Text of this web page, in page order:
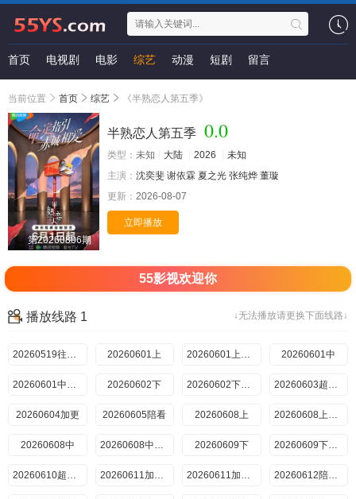
首页 电视剧 电影 综艺 动漫 短剧 留言
当前位置 首页 综艺 《半熟恋人第五季》
第20260806期
半熟恋人第五季 0.0
类型： 未知 大陆 2026
未知
主演： 沈奕斐 谢依霖 夏之光 张纯烨 董璇
更新： 2026-08-07
立即播放
55影视欢迎你
↓无法播放请更换下面线路↓
播放线路 1
20260519往季回顾 20260601上 20260601上纯享 20260601中
20260601中纯享 20260602下 20260602下纯享 20260603超前彩蛋
20260604加更 20260605陪看 20260608上 20260608上纯享
20260608中 20260608中纯享 20260609下 20260609下纯享
20260610超前彩蛋 20260611加更上 20260611加更下 20260612陪看上